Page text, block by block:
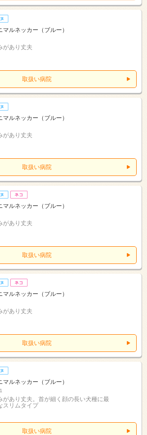
マルネッカー（ブルー）
があり丈夫
取扱い病院
マルネッカー（ブルー）
があり丈夫
取扱い病院
マルネッカー（ブルー）
があり丈夫
取扱い病院
マルネッカー（ブルー）
があり丈夫
取扱い病院
マルネッカー（ブルー）
があり丈夫。首が細く顔の長い犬種に最
スリムタイプ
取扱い病院